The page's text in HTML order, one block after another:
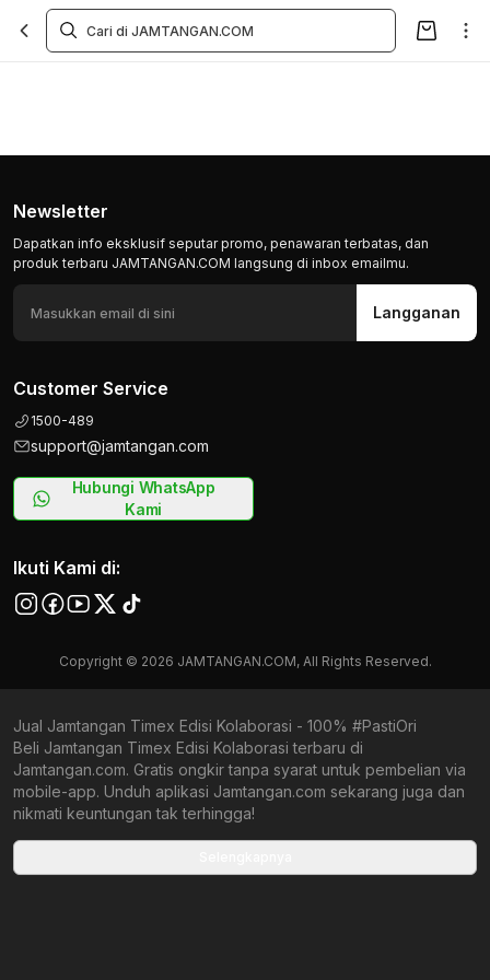
Newsletter
Dapatkan info eksklusif seputar promo, penawaran terbatas, dan
produk terbaru JAMTANGAN.COM langsung di inbox emailmu.
Langganan
Customer Service
1500-489
support@jamtangan.com
Hubungi WhatsApp
Kami
Ikuti Kami di:
Copyright © 2026 JAMTANGAN.COM, All Rights Reserved.
Jual Jamtangan Timex Edisi Kolaborasi - 100% #PastiOri
Beli Jamtangan Timex Edisi Kolaborasi terbaru di
Jamtangan.com. Gratis ongkir tanpa syarat untuk pembelian via
mobile-app. Unduh aplikasi Jamtangan.com sekarang juga dan
nikmati keuntungan tak terhingga!
Timex Solar